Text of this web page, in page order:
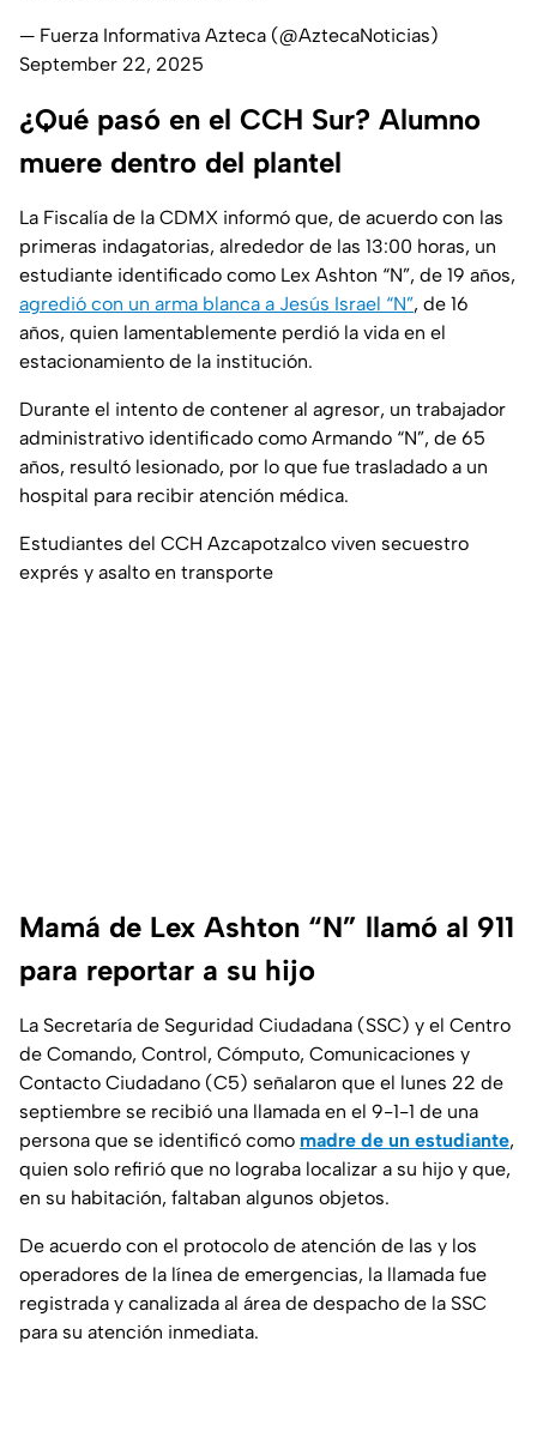
— Fuerza Informativa Azteca (@AztecaNoticias)
September 22, 2025
¿Qué pasó en el CCH Sur? Alumno
muere dentro del plantel
La Fiscalía de la CDMX informó que, de acuerdo con las
primeras indagatorias, alrededor de las 13:00 horas, un
estudiante identificado como Lex Ashton “N”, de 19 años,
agredió con un arma blanca a Jesús Israel “N”, de 16
años, quien lamentablemente perdió la vida en el
estacionamiento de la institución.
Durante el intento de contener al agresor, un trabajador
administrativo identificado como Armando “N”, de 65
años, resultó lesionado, por lo que fue trasladado a un
hospital para recibir atención médica.
Estudiantes del CCH Azcapotzalco viven secuestro
exprés y asalto en transporte
Mamá de Lex Ashton “N” llamó al 911
para reportar a su hijo
La Secretaría de Seguridad Ciudadana (SSC) y el Centro
de Comando, Control, Cómputo, Comunicaciones y
Contacto Ciudadano (C5) señalaron que el lunes 22 de
septiembre se recibió una llamada en el 9-1-1 de una
persona que se identificó como madre de un estudiante,
quien solo refirió que no lograba localizar a su hijo y que,
en su habitación, faltaban algunos objetos.
De acuerdo con el protocolo de atención de las y los
operadores de la línea de emergencias, la llamada fue
registrada y canalizada al área de despacho de la SSC
para su atención inmediata.